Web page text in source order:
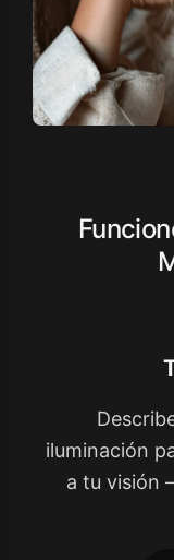
iluminación
a tu visión